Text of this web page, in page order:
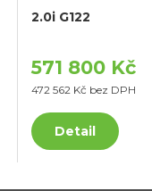
2.0i G122
571 800 Kč
472 562 Kč bez DPH
Detail